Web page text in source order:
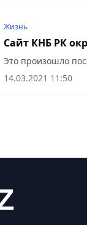
Жизнь
Сайт КНБ РК
Это произошло
14.03.2021 11:50